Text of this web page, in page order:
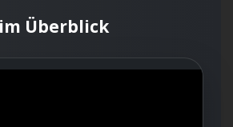
Überblick